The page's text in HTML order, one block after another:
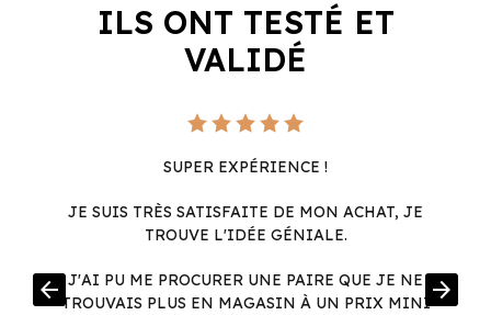
ILS ONT TESTÉ ET
VALIDÉ
SUPER EXPÉRIENCE !
JE SUIS TRÈS SATISFAITE DE MON ACHAT, JE
TROUVE L'IDÉE GÉNIALE.
J'AI PU ME PROCURER UNE PAIRE QUE JE NE
TROUVAIS PLUS EN MAGASIN À UN PRIX MINI
arrow_back arrow_forward